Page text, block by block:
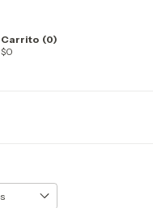
Carrito (0)
$0